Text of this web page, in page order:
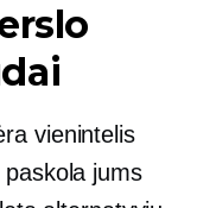
vienintelis
jums